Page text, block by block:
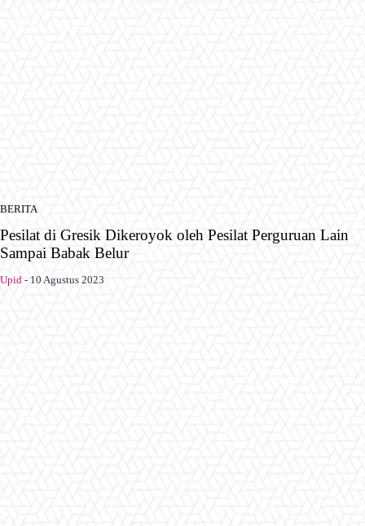
BERITA
Pesilat di Gresik Dikeroyok oleh Pesilat Perguruan Lain
Sampai Babak Belur
Upid - 10 Agustus 2023